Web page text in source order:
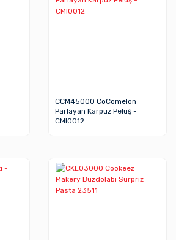
CCM45000 CoComelon
Parlayan Karpuz Pelüş -
CMI0012